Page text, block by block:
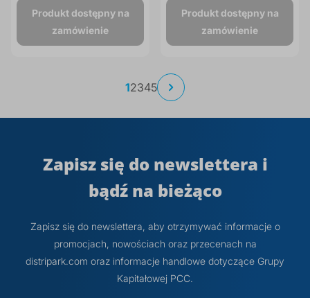
Produkt dostępny na
zamówienie
Produkt dostępny na
zamówienie
Strona
Aktualnie
1Strona
2Strona
3Strona
4Strona
5
Strona
Następne
Zapisz się do newslettera i
bądź na bieżąco
Zapisz się do newslettera, aby otrzymywać informacje o
promocjach, nowościach oraz przecenach na
distripark.com oraz informacje handlowe dotyczące Grupy
Kapitałowej PCC.